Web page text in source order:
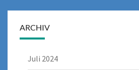
ARCHIV
Juli 2024